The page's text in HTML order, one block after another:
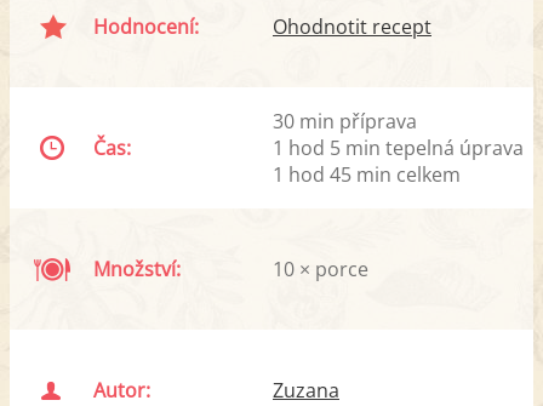
Hodnocení: Ohodnotit recept
Čas:
30 min příprava
1 hod 5 min tepelná úprava
1 hod 45 min celkem
Množství: 10 × porce
Autor: Zuzana